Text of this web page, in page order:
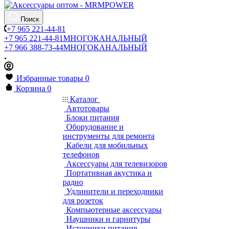
Поиск
+7 965 221-44-81
+7 965 221-44-81МНОГОКАНАЛЬНЫЙ
+7 966 388-73-44МНОГОКАНАЛЬНЫЙ
Избранные товары 0
Корзина 0
Каталог
Автотовары
Блоки питания
Оборудование и
инструменты для ремонта
Кабели для мобильных
телефонов
Аксессуары для телевизоров
Портативная акустика и
радио
Удлинители и переходники
для розеток
Компьютерные аксессуары
Наушники и гарнитуры